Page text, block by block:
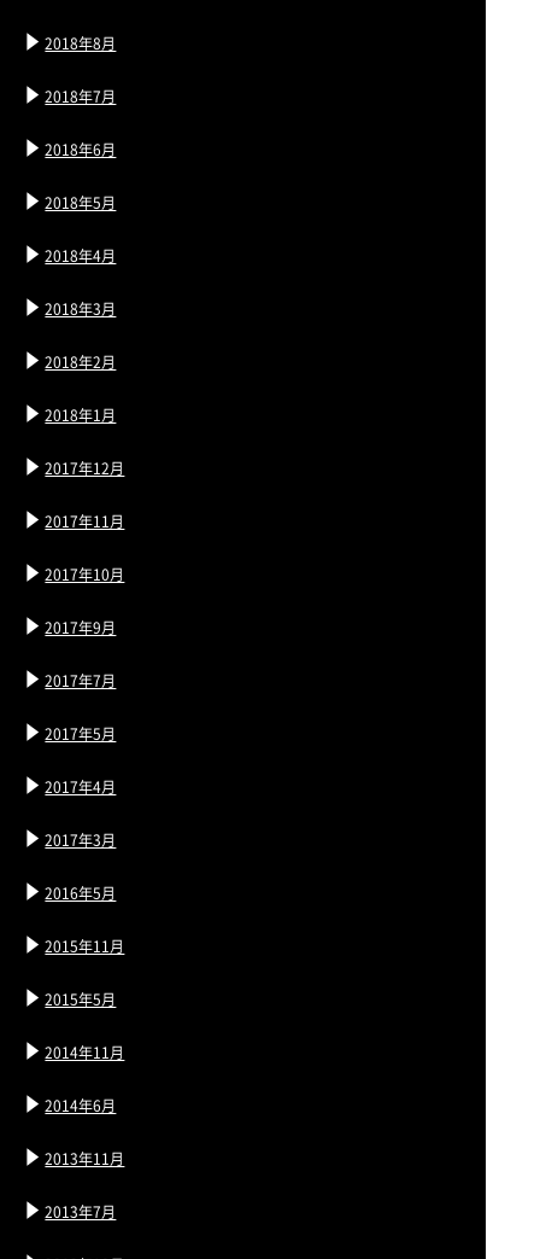
2018年8月
2018年7月
2018年6月
2018年5月
2018年4月
2018年3月
2018年2月
2018年1月
2017年12月
2017年11月
2017年10月
2017年9月
2017年7月
2017年5月
2017年4月
2017年3月
2016年5月
2015年11月
2015年5月
2014年11月
2014年6月
2013年11月
2013年7月